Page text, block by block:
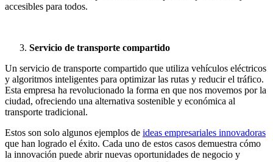
accesibles para todos.
Servicio de transporte compartido
Un servicio de transporte compartido que utiliza vehículos eléctricos
y algoritmos inteligentes para optimizar las rutas y reducir el tráfico.
Esta empresa ha revolucionado la forma en que nos movemos por la
ciudad, ofreciendo una alternativa sostenible y económica al
transporte tradicional.
Estos son solo algunos ejemplos de ideas empresariales innovadoras
que han logrado el éxito. Cada uno de estos casos demuestra cómo
la innovación puede abrir nuevas oportunidades de negocio y